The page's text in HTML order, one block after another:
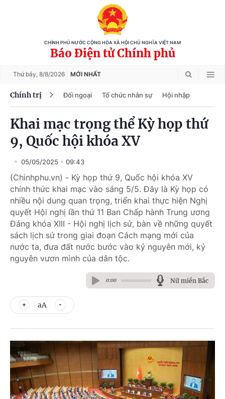
CHÍNH PHỦ NƯỚC CỘNG HÒA XÃ HỘI CHỦ NGHĨA VIỆT NAM
Báo Điện tử Chính phủ
Thứ bảy, 8/8/2026 MỚI NHẤT
Chính trị Đối ngoại Tổ chức nhân sự Hội nhập
Khai mạc trọng thể Kỳ họp thứ
9, Quốc hội khóa XV
05/05/2025 09:43
(Chinhphu.vn) - Kỳ họp thứ 9, Quốc hội khóa XV
chính thức khai mạc vào sáng 5/5. Đây là Kỳ họp có
nhiều nội dung quan trọng, triển khai thực hiện Nghị
quyết Hội nghị lần thứ 11 Ban Chấp hành Trung ương
Đảng khóa XIII - Hội nghị lịch sử, bàn về những quyết
sách lịch sử trong giai đoạn Cách mạng mới của
nước ta, đưa đất nước bước vào kỷ nguyên mới, kỷ
nguyên vươn mình của dân tộc.
0:00 Nữ miền Bắc
aA